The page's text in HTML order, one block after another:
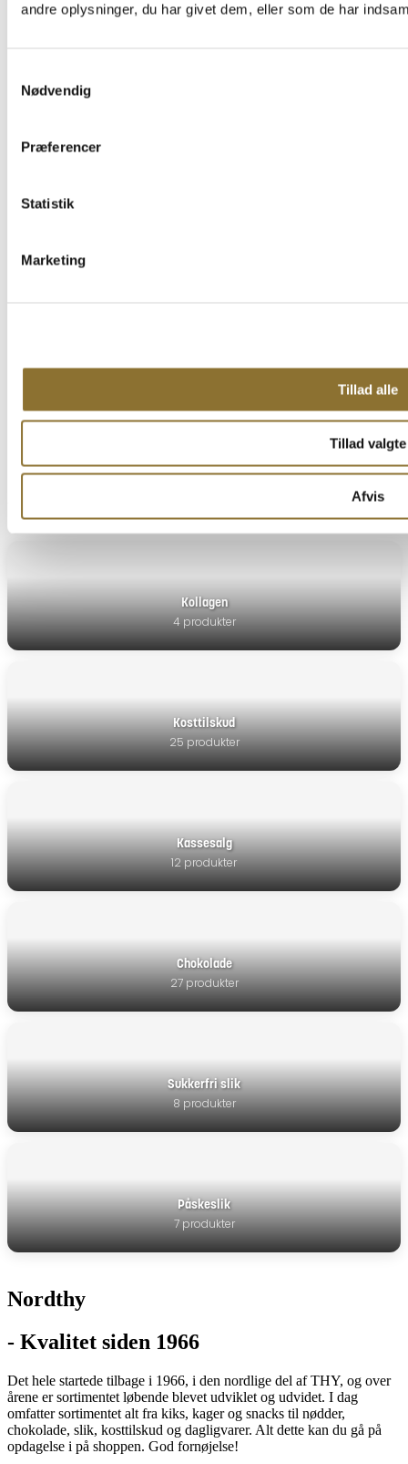
andre oplysninger, du har givet dem, eller som de har
Nødvendig
Præferencer
Statistik
Marketing
Tillad alle
Tillad valgte
Afvis
Mia Lykke Black Pepper krydderi
1 2 3
Kollagen
4 produkter
Kosttilskud
25 produkter
Kassesalg
12 produkter
Chokolade
27 produkter
Sukkerfri slik
8 produkter
Påskeslik
7 produkter
Nordthy
- Kvalitet siden 1966
Det hele startede tilbage i 1966, i den nordlige del af THY, og over
årene er sortimentet løbende blevet udviklet og udvidet. I dag
omfatter sortimentet alt fra kiks, kager og snacks til nødder,
chokolade, slik, kosttilskud og dagligvarer. Alt dette kan du gå på
opdagelse i på shoppen. God fornøjelse!